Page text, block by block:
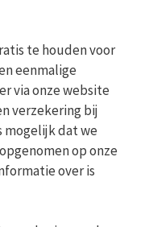
te houden voor
eenmalige
via onze website
verzekering bij
mogelijk dat we
op onze
over is